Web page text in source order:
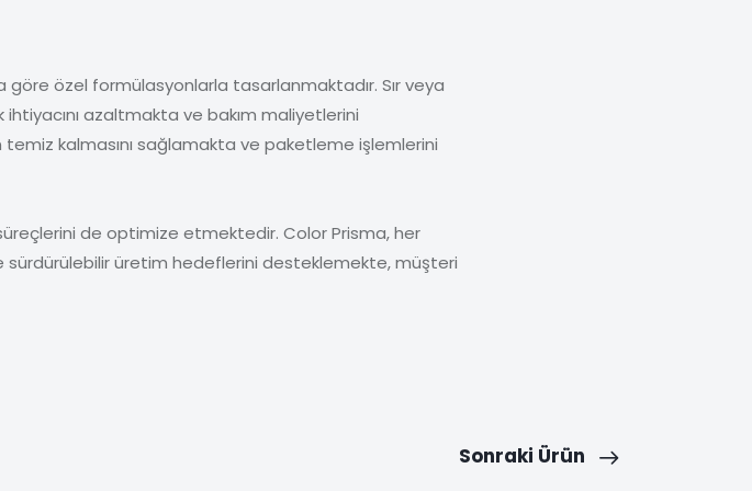
özel formülasyonlarla tasarlanmaktadır. Sır veya
azaltmakta ve bakım maliyetlerini
kalmasını sağlamakta ve paketleme işlemlerini
de optimize etmektedir. Color Prisma, her
üretim hedeflerini desteklemekte, müşteri
Sonraki Ürün